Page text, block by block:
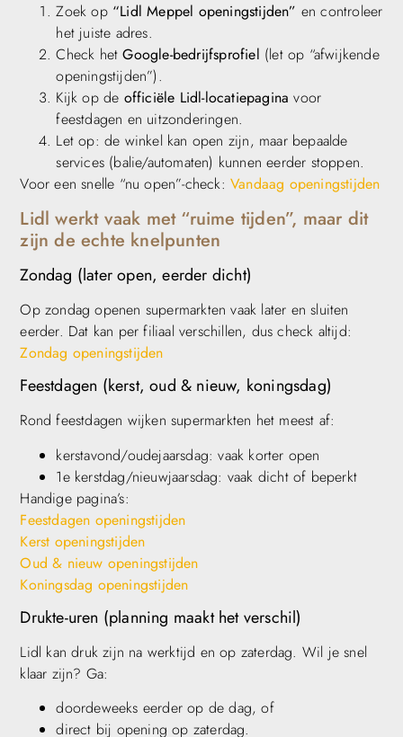
Zoek op “Lidl Meppel openingstijden” en controleer
het juiste adres.
Check hetGoogle-bedrijfsprofiel (let op “afwijkende
openingstijden”).
Kijk op de officiële Lidl-locatiepagina voor
feestdagen en uitzonderingen.
Let op: de winkel kan open zijn, maar bepaalde
services (balie/automaten) kunnen eerder stoppen.
Voor een snelle “nu open”-check: Vandaag openingstijden
Lidl werkt vaak met “ruime tijden”, maar dit
zijn de echte knelpunten
Zondag (later open, eerder dicht)
Op zondag openen supermarkten vaak later en sluiten
eerder. Dat kan per filiaal verschillen, dus check altijd:
Zondag openingstijden
Feestdagen (kerst, oud & nieuw, koningsdag)
Rond feestdagen wijken supermarkten het meest af:
kerstavond/oudejaarsdag: vaak korter open
1e kerstdag/nieuwjaarsdag: vaak dicht of beperkt
Handige pagina’s:
Feestdagen openingstijden
Kerst openingstijden
Oud & nieuw openingstijden
Koningsdag openingstijden
Drukte-uren (planning maakt het verschil)
Lidl kan druk zijn na werktijd en op zaterdag. Wil je snel
klaar zijn? Ga:
doordeweeks eerder op de dag, of
direct bij opening op zaterdag.